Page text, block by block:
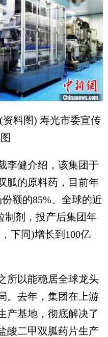
料图) 寿光市委宣传
健介绍，该集团于
胍的原料药，目前年
额的85%、全球的近
制剂，投产后集团年
下同)增长到100亿
以能稳居全球龙头
。去年，集团在上游
产基地，彻底解决了
酸二甲双胍药片生产